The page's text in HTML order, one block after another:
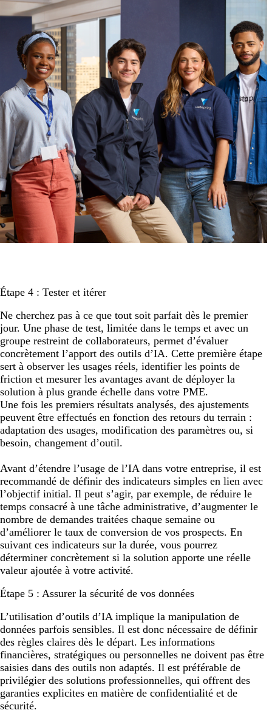
Étape 4 : Tester et itérer
Ne cherchez pas à ce que tout soit parfait dès le premier
jour. Une phase de test, limitée dans le temps et avec un
groupe restreint de collaborateurs, permet d’évaluer
concrètement l’apport des outils d’IA. Cette première étape
sert à observer les usages réels, identifier les points de
friction et mesurer les avantages avant de déployer la
solution à plus grande échelle dans votre PME.
Une fois les premiers résultats analysés, des ajustements
peuvent être effectués en fonction des retours du terrain :
adaptation des usages, modification des paramètres ou, si
besoin, changement d’outil.
Avant d’étendre l’usage de l’IA dans votre entreprise, il est
recommandé de définir des indicateurs simples en lien avec
l’objectif initial. Il peut s’agir, par exemple, de réduire le
temps consacré à une tâche administrative, d’augmenter le
nombre de demandes traitées chaque semaine ou
d’améliorer le taux de conversion de vos prospects. En
suivant ces indicateurs sur la durée, vous pourrez
déterminer concrètement si la solution apporte une réelle
valeur ajoutée à votre activité.
Étape 5 : Assurer la sécurité de vos données
L’utilisation d’outils d’IA implique la manipulation de
données parfois sensibles. Il est donc nécessaire de définir
des règles claires dès le départ. Les informations
financières, stratégiques ou personnelles ne doivent pas être
saisies dans des outils non adaptés. Il est préférable de
privilégier des solutions professionnelles, qui offrent des
garanties explicites en matière de confidentialité et de
sécurité.